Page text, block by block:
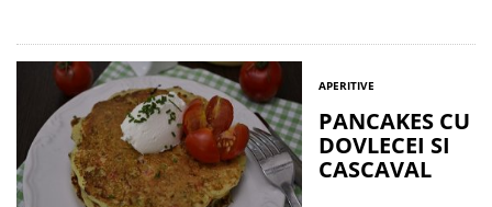
APERITIVE
PANCAKES CU
DOVLECEI SI
CASCAVAL